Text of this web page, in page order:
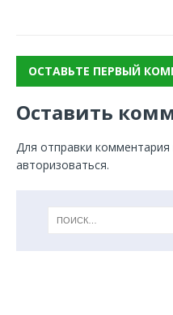
ОСТАВЬТЕ ПЕРВЫЙ
Оставить
Для отправки
авторизоваться.